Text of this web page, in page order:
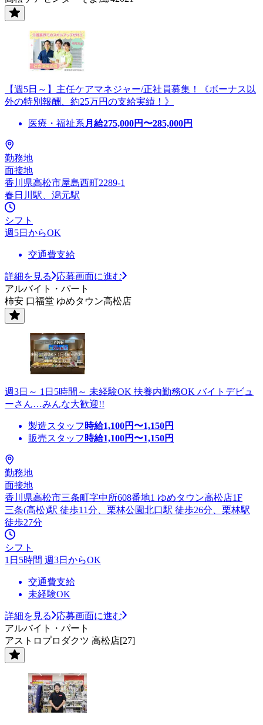
【週5日～】主任ケアマネジャー/正社員募集！《ボーナス以
外の特別報酬、約25万円の支給実績！》
医療・福祉系 月給275,000円〜285,000円
勤務地
面接地
香川県高松市屋島西町2289-1
春日川駅、潟元駅
シフト
週5日からOK
交通費支給
詳細を見る
応募画面に進む
アルバイト・パート
柿安 口福堂 ゆめタウン高松店
週3日～ 1日5時間～ 未経験OK 扶養内勤務OK バイトデビュ
ーさん…みんな大歓迎!!
製造スタッフ 時給1,100円〜1,150円
販売スタッフ 時給1,100円〜1,150円
勤務地
面接地
香川県高松市三条町字中所608番地1 ゆめタウン高松店1F
三条(高松)駅 徒歩11分、栗林公園北口駅 徒歩26分、栗林駅
徒歩27分
シフト
1日5時間 週3日からOK
交通費支給
未経験OK
詳細を見る
応募画面に進む
アルバイト・パート
アストロプロダクツ 高松店[27]